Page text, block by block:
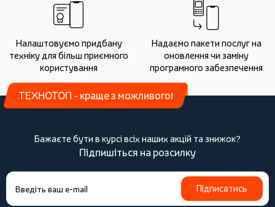
Налаштовуємо придбану
техніку для більш приємного
користування
Надаємо пакети послуг на
оновлення чи заміну
програмного забезпечення
ТЕХНОТОП - краще з можливого!
Бажаєте бути в курсі всіх наших акцій та знижок?
Підпишіться на розсилку
Підписатись